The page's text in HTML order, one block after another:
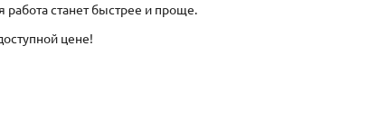
станет быстрее и проще.
цене!